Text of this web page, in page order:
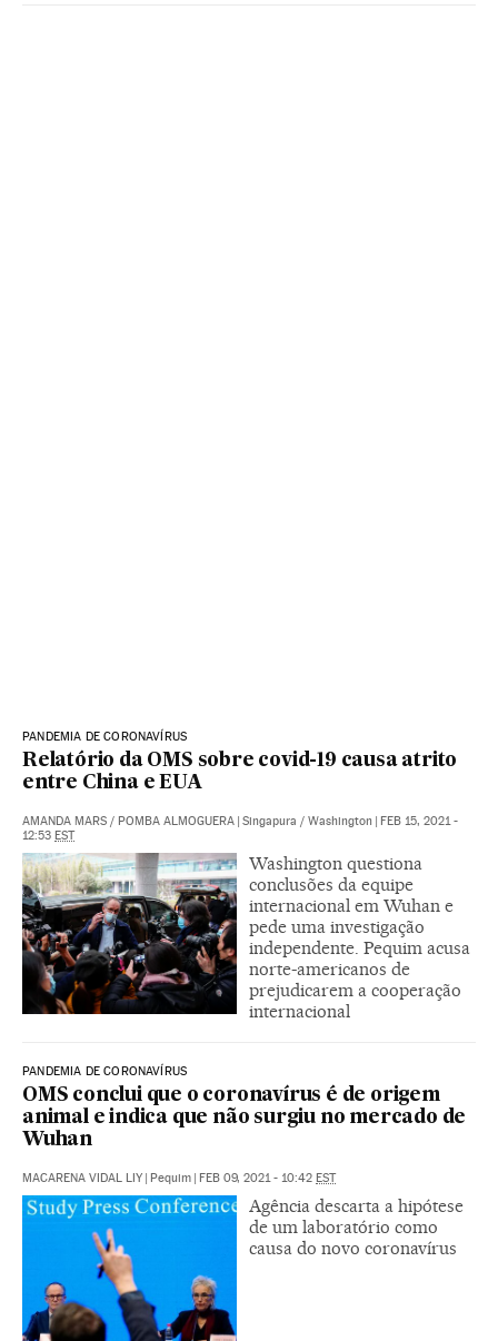
PANDEMIA DE CORONAVÍRUS
Relatório da OMS sobre covid-19 causa atrito
entre China e EUA
AMANDA MARS / POMBA ALMOGUERA | Singapura / Washington | FEB 15, 2021 -
12:53 EST
Washington questiona
conclusões da equipe
internacional em Wuhan e
pede uma investigação
independente. Pequim acusa
norte-americanos de
prejudicarem a cooperação
internacional
PANDEMIA DE CORONAVÍRUS
OMS conclui que o coronavírus é de origem
animal e indica que não surgiu no mercado de
Wuhan
MACARENA VIDAL LIY | Pequim | FEB 09, 2021 - 10:42 EST
Agência descarta a hipótese
de um laboratório como
causa do novo coronavírus